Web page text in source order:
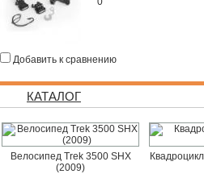
Добавить к сравнению
КАТАЛОГ
Велосипед Trek 3500 SHX
(2009)